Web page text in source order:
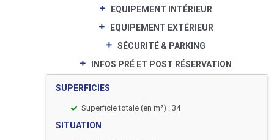
EQUIPEMENT INTÉRIEUR
EQUIPEMENT EXTÉRIEUR
SÉCURITÉ & PARKING
INFOS PRÉ ET POST RÉSERVATION
SUPERFICIES
Superficie totale (en m²) : 34
SITUATION